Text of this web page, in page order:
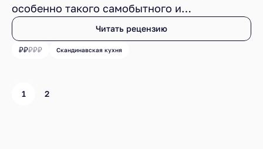
особенно такого самобытного и
талантливого персонажа как товарищ
Песоцкий — событие для ресторана всегда
ощутимое,. Надеюсь, Bjorn оправится от
Читать рецензию
Скандинавская кухня
1 2